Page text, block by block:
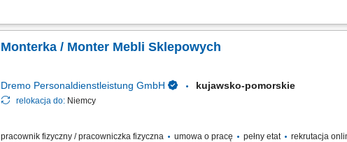
Wykonywanie zleceń stolarskich: cięcie, obróbka płyt i blatów, wycinanie otworów z
Monterka / Monter Mebli Sklepowych
Dremo Personaldienstleistung GmbH kujawsko-pomorskie
relokacja do: Niemcy
pracownik fizyczny / pracowniczka fizyczna umowa o pracę pełny etat rekrutacja